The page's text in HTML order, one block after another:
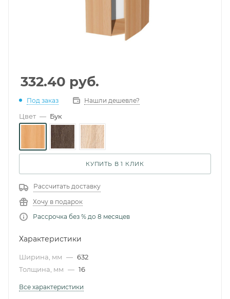
332.40 руб.
Под заказ Нашли дешевле?
Цвет — Бук
КУПИТЬ В 1 КЛИК
Рассчитать доставку
Хочу в подарок
Рассрочка без % до 8 месяцев
Характеристики
Ширина, мм — 632
Толщина, мм — 16
Все характеристики